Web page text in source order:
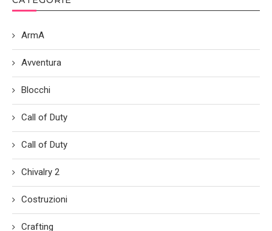
ArmA
Avventura
Blocchi
Call of Duty
Call of Duty
Chivalry 2
Costruzioni
Crafting